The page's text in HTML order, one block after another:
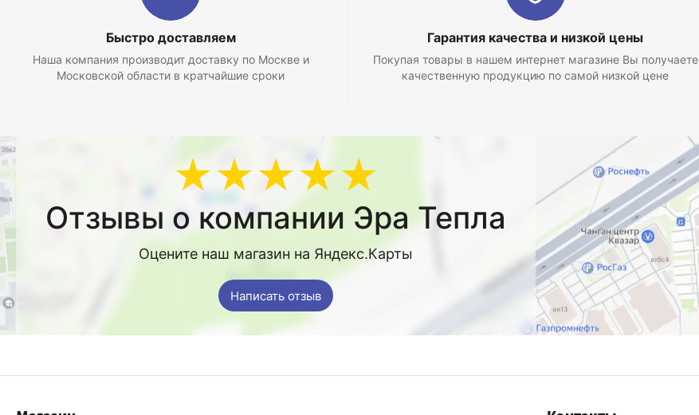
Быстро доставляем
Наша компания производит доставку по Москве и
Московской области в кратчайшие сроки
Гарантия качества и низкой цены
Покупая товары в нашем интернет магазине Вы получаете
качественную продукцию по самой низкой цене
★★★★★
Отзывы о компании Эра Тепла
Оцените наш магазин на Яндекс.Карты
Написать отзыв